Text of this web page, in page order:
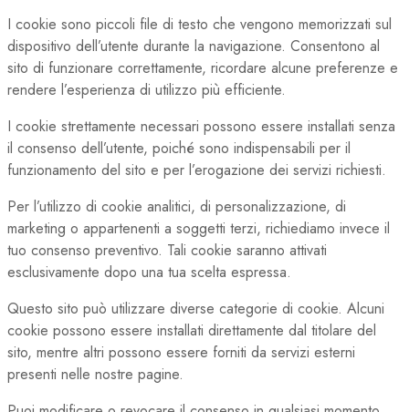
I cookie sono piccoli file di testo che vengono memorizzati sul
dispositivo dell’utente durante la navigazione. Consentono al
sito di funzionare correttamente, ricordare alcune preferenze e
rendere l’esperienza di utilizzo più efficiente.
I cookie strettamente necessari possono essere installati senza
il consenso dell’utente, poiché sono indispensabili per il
funzionamento del sito e per l’erogazione dei servizi richiesti.
Per l’utilizzo di cookie analitici, di personalizzazione, di
marketing o appartenenti a soggetti terzi, richiediamo invece il
tuo consenso preventivo. Tali cookie saranno attivati
esclusivamente dopo una tua scelta espressa.
Questo sito può utilizzare diverse categorie di cookie. Alcuni
cookie possono essere installati direttamente dal titolare del
sito, mentre altri possono essere forniti da servizi esterni
presenti nelle nostre pagine.